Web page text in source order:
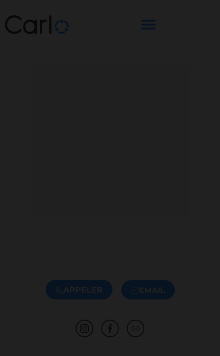
APPELER EMAIL